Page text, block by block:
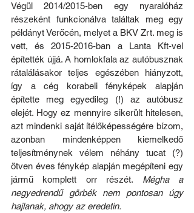
Végül 2014/2015-ben egy nyaralóház
részeként funkcionálva találtak meg egy
példányt Verőcén, melyet a BKV Zrt. meg is
vett, és 2015-2016-ban a Lanta Kft-vel
építették újjá. A homlokfala az autóbusznak
rátalálásakor teljes egészében hiányzott,
így a cég korabeli fényképek alapján
építette meg egyedileg (!) az autóbusz
elejét. Hogy ez mennyire sikerült hitelesen,
azt mindenki saját ítélőképességére bízom,
azonban mindenképpen kiemelkedő
teljesítménynek vélem néhány tucat (?)
ötven éves fénykép alapján megépíteni egy
jármű komplett orr részét. Mégha a
negyedrendű görbék nem pontosan úgy
hajlanak, ahogy az eredetin.